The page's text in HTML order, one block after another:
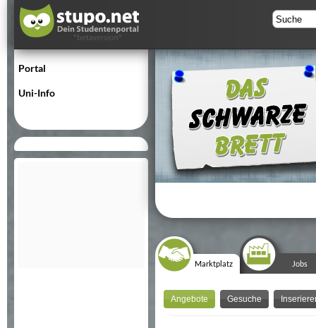
Portal
Uni-Info
Marktplatz Jobs
Angebote Gesuche